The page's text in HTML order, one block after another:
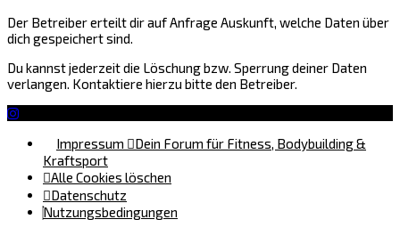
Der Betreiber erteilt dir auf Anfrage Auskunft, welche Daten über
dich gespeichert sind.
Du kannst jederzeit die Löschung bzw. Sperrung deiner Daten
verlangen. Kontaktiere hierzu bitte den Betreiber.
Impressum
Dein Forum für Fitness, Bodybuilding &
Kraftsport
Alle Cookies löschen
Datenschutz
Nutzungsbedingungen